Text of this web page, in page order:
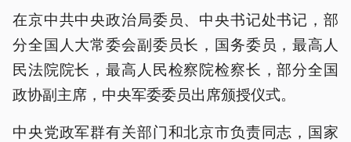
在京中共中央政治局委员、中央书记处书记，部
分全国人大常委会副委员长，国务委员，最高人
民法院院长，最高人民检察院检察长，部分全国
政协副主席，中央军委委员出席颁授仪式。
中央党政军群有关部门和北京市负责同志，国家